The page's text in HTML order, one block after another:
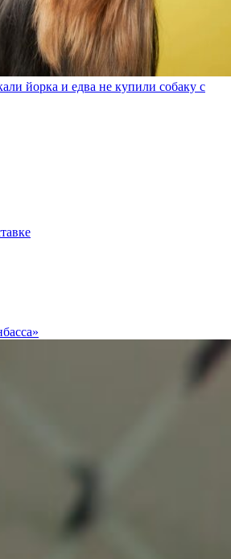
йорка и едва не купили собаку с